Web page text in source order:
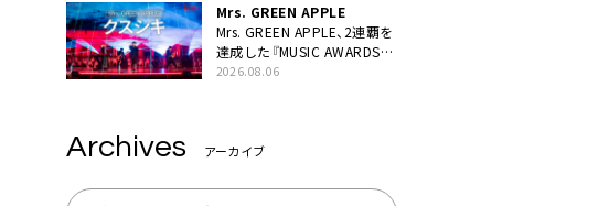
による提供曲のレコーディン
グ映像の一部解禁も
Mrs. GREEN APPLE
Mrs. GREEN APPLE、2連覇を
達成した『MUSIC AWARDS
JAPAN 2026』での「クスシ
2026.08.06
Archives アーカイブ